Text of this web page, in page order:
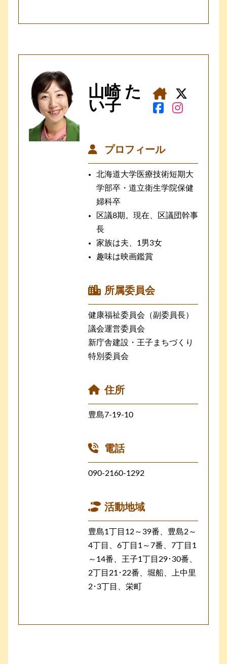
山崎 た
い子
プロフィール
北海道大学医療技術短期大
学部卒・道立衛生学院保健
婦科卒
区議8期。現在、区議団幹事
長
家族は夫、1男3女
趣味は映画鑑賞
所属委員会
健康福祉委員会（副委員長）
議会運営委員会
新庁舎建設・王子まちづくり
特別委員会
住所
豊島7-19-10
電話
090-2160-1292
活動地域
豊島1丁目12～39番、豊島2～
4丁目、6丁目1～7番、7丁目1
～14番、王子1丁目29･30番、
2丁目21･22番、堀船、上中里
2･3丁目、栄町